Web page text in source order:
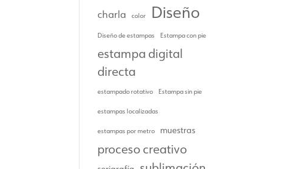
charla color Diseño
Diseño de estampas Estampa con pie
estampa digital
directa
estampado rotativo Estampa sin pie
estampas localizadas
estampas por metro muestras
proceso creativo